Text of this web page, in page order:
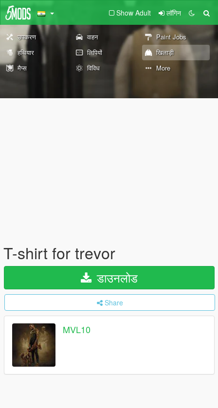
Show Adult लॉगिन
उपकरण वाहन
Paint Jobs
हथियार
लिपियों
खिलाड़ी
मैप्स
विविध More
T-shirt for trevor
डाउनलोड
Share
MVL10